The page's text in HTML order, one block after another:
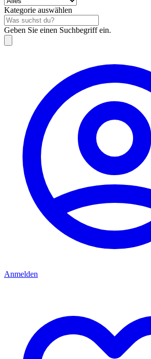
Kategorie auswählen
Geben Sie einen Suchbegriff ein.
Anmelden